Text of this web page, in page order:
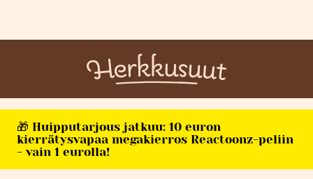
🎁 Huipputarjous jatkuu: 10 euron
kierrätysvapaa megakierros Reactoonz-peliin
- vain 1 eurolla!